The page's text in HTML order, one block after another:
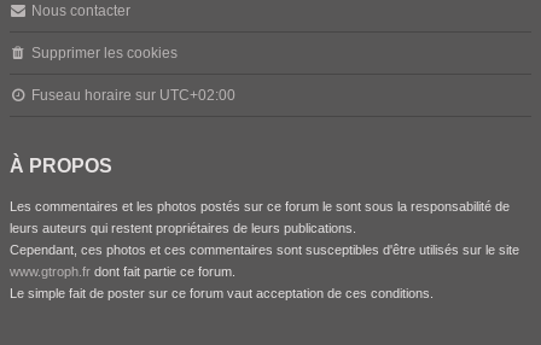
Nous contacter
Supprimer les cookies
Fuseau horaire sur UTC+02:00
À PROPOS
Les commentaires et les photos postés sur ce forum le sont sous la responsabilité de
leurs auteurs qui restent propriétaires de leurs publications.
Cependant, ces photos et ces commentaires sont susceptibles d'être utilisés sur le site
www.gtroph.fr dont fait partie ce forum.
Le simple fait de poster sur ce forum vaut acceptation de ces conditions.